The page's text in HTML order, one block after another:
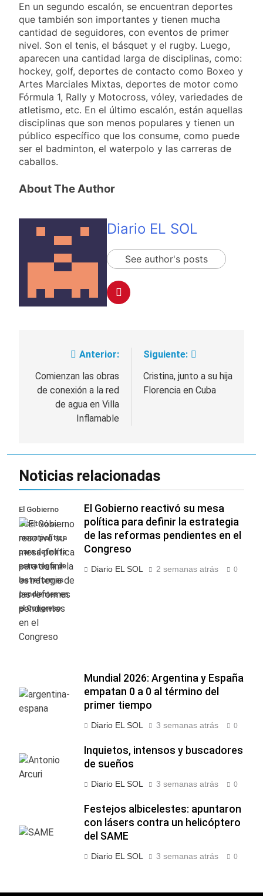
En un segundo escalón, se encuentran deportes
que también son importantes y tienen mucha
cantidad de seguidores, con eventos de primer
nivel. Son el tenis, el básquet y el rugby. Luego,
aparecen una cantidad larga de disciplinas, como:
hockey, golf, deportes de contacto como Boxeo y
Artes Marciales Mixtas, deportes de motor como
Fórmula 1, Rally y Motocross, vóley, variedades de
atletismo, etc. En el último escalón, están aquellas
disciplinas que son menos populares y tienen un
público específico que los consume, como puede
ser el badminton, el waterpolo y las carreras de
caballos.
About The Author
Diario EL SOL
See author's posts
Navegación
de
entradas
Anterior:
Comienzan las obras
de conexión a la red
de agua en Villa
Inflamable
Siguiente:
Cristina, junto a su hija
Florencia en Cuba
Noticias relacionadas
El Gobierno
reactivó su
mesa política
para definir la
estrategia de
las reformas
pendientes en
el Congreso
El Gobierno reactivó su mesa
política para definir la estrategia
de las reformas pendientes en el
Congreso
Diario EL SOL 2 semanas atrás 0
Mundial 2026: Argentina y España
empatan 0 a 0 al término del
primer tiempo
Diario EL SOL 3 semanas atrás 0
Inquietos, intensos y buscadores
de sueños
Diario EL SOL 3 semanas atrás 0
Festejos albicelestes: apuntaron
con lásers contra un helicóptero
del SAME
Diario EL SOL 3 semanas atrás 0